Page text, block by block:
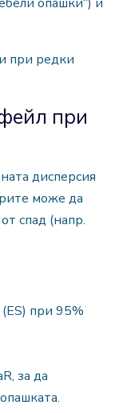
при редки
при
дисперсия
може да
спад (напр.
при 95%
за да